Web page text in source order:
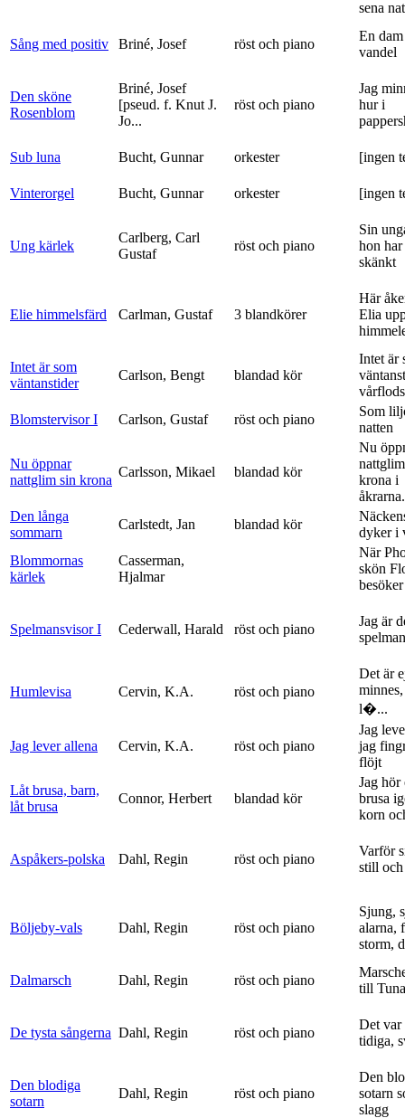
sena
Sång med positiv Briné, Josef röst och piano
En
vandel
Den sköne
Rosenblom
Briné, Josef
[pseud. f. Knut J.
Jo...
röst och piano
Jag
hur i
Sub luna Bucht, Gunnar orkester [ingen
Vinterorgel Bucht, Gunnar orkester [ingen
Ung kärlek
Carlberg, Carl
Gustaf
röst och piano
Sin
hon
skänkt
Elie himmelsfärd Carlman, Gustaf 3 blandkörer
Här
Elia
Intet är som
väntanstider
Carlson, Bengt blandad kör
Intet är
Blomstervisor I
Carlson, Gustaf röst och piano
Som
natten
Nu öppnar
nattglim sin krona
Carlsson, Mikael blandad kör
Nu
krona i
Den långa
sommarn
Carlstedt, Jan blandad kör
dyker i
Blommornas
kärlek
Casserman,
Hjalmar
När
skön
besöker
Spelmansvisor I Cederwall, Harald röst och piano
Jag är
spelman
Humlevisa Cervin, K.A. röst och piano
Det är
l�...
Jag lever allena Cervin, K.A. röst och piano
Jag
jag
flöjt
Låt brusa, barn,
låt brusa
Connor, Herbert blandad kör
Jag hör
brusa
korn
Aspåkers-polska Dahl, Regin röst och piano
Varför
still
Böljeby-vals Dahl, Regin röst och piano
Sjung,
alarna,
storm,
Dalmarsch Dahl, Regin röst och piano
till Tuna
De tysta sångerna Dahl, Regin röst och piano
Det var
tidiga,
Den blodiga
sotarn
Dahl, Regin röst och piano
Den
sotarn
slagg